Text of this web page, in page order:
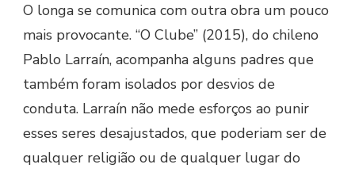
O longa se comunica com outra obra um pouco
mais provocante. “O Clube” (2015), do chileno
Pablo Larraín, acompanha alguns padres que
também foram isolados por desvios de
conduta. Larraín não mede esforços ao punir
esses seres desajustados, que poderiam ser de
qualquer religião ou de qualquer lugar do